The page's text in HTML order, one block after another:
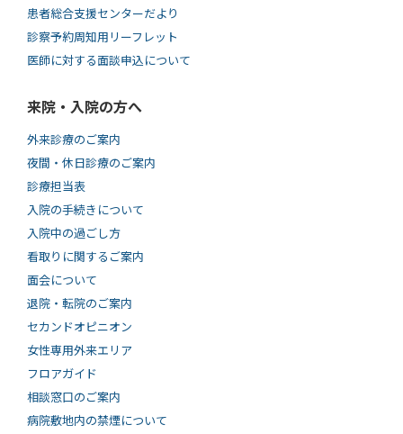
患者総合支援センターだより
診察予約周知用リーフレット
医師に対する面談申込について
来院・入院の方へ
外来診療のご案内
夜間・休日診療のご案内
診療担当表
入院の手続きについて
入院中の過ごし方
看取りに関するご案内
面会について
退院・転院のご案内
セカンドオピニオン
女性専用外来エリア
フロアガイド
相談窓口のご案内
病院敷地内の禁煙について